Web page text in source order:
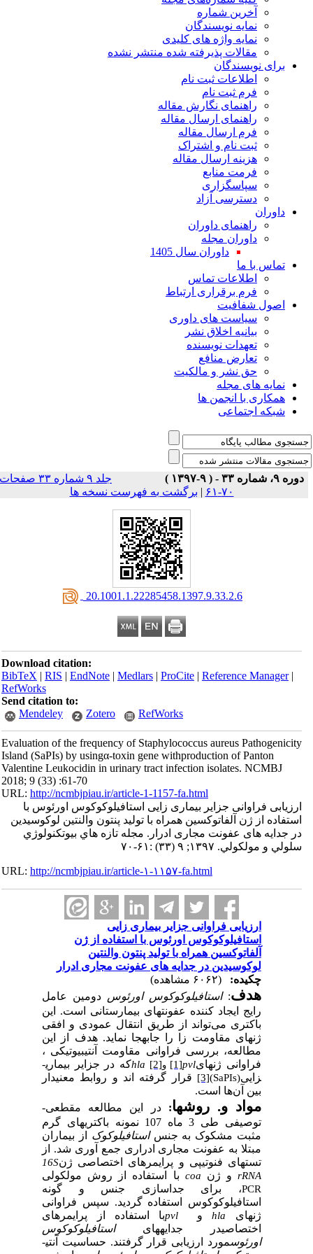
شماره
نویسندگان
واژه های کلیدی
پذیرفته شده منتشر نشده
ثبت نام
نگارش مقاله
ارسال مقاله
ارسال مقاله
نام و اشتراک
ارسال مقاله
آزاد
داوران
مجله
داوران سال 1405
تماس
برقراری ارتباط
های داوری
اخلاق نشر
نویسنده
منافع
نشر و مالکیت
مجله
انجمن ها
جلد ۹ شماره ۳۳ صفحات
برگشت به فهرست نسخه ها
‎ 20.1001.1.22285458.1397.9.33.2.6
Download citation:
BibTeX| RIS|EndNote|Medlars|ProCite|
Send citation to:
Mendeley
Zotero
Evaluation of the frequency of Staphylococcus aureus
Island (SaPIs) by usingα-toxin gene withproduction of
Valentine Leukocidin in urinary tract infection
2018; 9 (33) :61-70
URL:http://ncmbjpiau.ir/article-1-1157-fa.html
جزایر بیماری زایی استافیلوکوکوس اورئوس با
آلفاتوکسین همراه با تولید پنتون والنتین لوکوسیدین
عفونت مجاری ادرار. مجله تازه هاي بيوتكنولوژي
(۳۳) :۶۱-۷۰
URL:http://ncmbjpiau.ir/article-۱-۱۱۵۷-fa.html
فراوانی جزایر بیماری زایی
اورئوس با استفاده از ژن
همراه با تولید پنتون والنتین
در جدایه های عفونت مجاری ادرار
استافیلوکوکوس اورئوسدومین عامل
ایجاد کننده عفونت­های بیمارستانی است. این
تواند ازطریق انتقال عمودی و افقی
مقاومت زا را جابه­جا نماید.
هدف از این
بررسی فراوانی مقاومت آنتی­بیوتیکی ،
pvl
[1]و [2]
hlaکه در جزایر بیماری­
قرار گرفته اند و روابط معنی­دار
و. روش­ها: در این مطالعه ﻣﻘﻄﻌﯽ-
ﺗﻮﺻﯿﻔﯽ طی 3 ماه 107 نمونه باکتری­های گرم
مشکوک به جنساستافیلوکوک از بیماران
به عفونت مجاری ادراری جمع آوری شد. از
فنوتیپی و پرایمرهای اختصاصی ژن
16S
coaبا استفاده از روش مولکولی
، برای جداسازی جنس و گونه
استفاده گردید. سپس فراوانی
و pvl
با استفاده از پرایمرهای
در جدایه­های استافیلوکوکوس
مورد ارزیابی قرار گرفتند.حساسیت آنتی­